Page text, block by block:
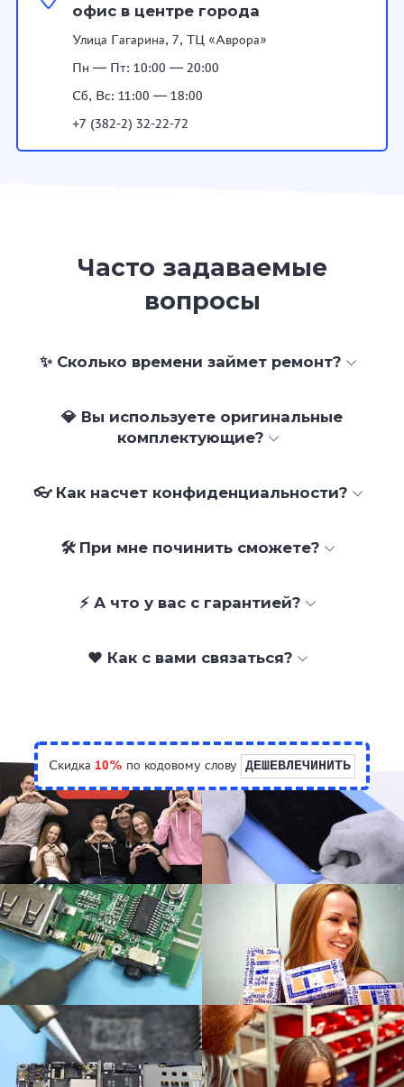
офис в центре города
Улица Гагарина, 7, ТЦ «Аврора»
Пн — Пт: 10:00 — 20:00
Сб, Вс: 11:00 — 18:00
+7 (382-2) 32-22-72
Часто задаваемые
вопросы
✨ Сколько времени займет ремонт?
💎 Вы используете оригинальные
комплектующие?
👓 Как насчет конфиденциальности?
🛠 При мне починить сможете?
⚡ А что у вас с гарантией?
❤️ Как с вами связаться?
Скидка 10% по кодовому слову ДЕШЕВЛЕЧИНИТЬ